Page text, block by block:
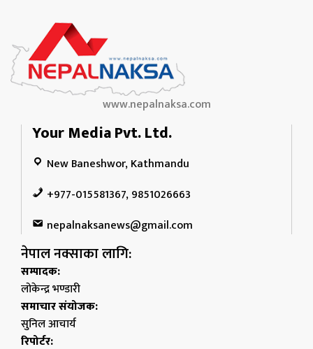
www.nepalnaksa.com
Your Media Pvt. Ltd.
New Baneshwor, Kathmandu
+977-015581367, 9851026663
nepalnaksanews@gmail.com
नेपाल नक्साका लागि:
सम्पादक:
लोकेन्द्र भण्डारी
समाचार संयोजक:
सुनिल आचार्य
रिपोर्टर: